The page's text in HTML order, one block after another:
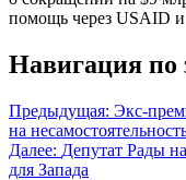
помощь через USAID
Навигация по
Предыдущая: Экс-
на
Далее: Депутат Рады
для Запада